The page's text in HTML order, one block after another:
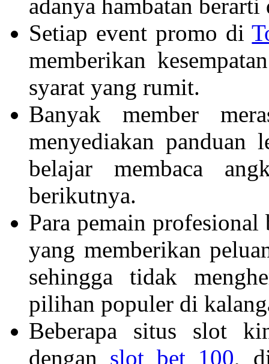
adanya hambatan
Setiap event promo di
memberikan
syarat yang rumit.
Banyak member
menyediakan panduan
belajar membaca
berikutnya.
Para pemain
yang memberikan
sehingga tidak
pilihan populer di
Beberapa situs slot
dengan slot bet 100,